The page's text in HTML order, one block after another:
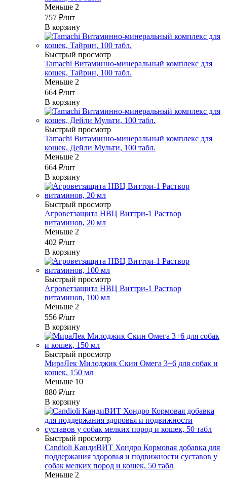
Меньше 2
757 ₽/шт
В корзину
Быстрый просмотр
Tamachi Витаминно-минеральный комплекс для
кошек, Тайрин, 100 табл.
Меньше 2
664 ₽/шт
В корзину
Быстрый просмотр
Tamachi Витаминно-минеральный комплекс для
кошек, Дейли Мульти, 100 табл.
Меньше 2
664 ₽/шт
В корзину
Быстрый просмотр
Агроветзащита НВЦ Виттри-1 Раствор
витаминов, 20 мл
Меньше 2
402 ₽/шт
В корзину
Быстрый просмотр
Агроветзащита НВЦ Виттри-1 Раствор
витаминов, 100 мл
Меньше 2
556 ₽/шт
В корзину
Быстрый просмотр
МираЛек Милоджик Скин Омега 3+6 для собак и
кошек, 150 мл
Меньше 10
880 ₽/шт
В корзину
Быстрый просмотр
Candioli КандиВИТ Хондро Кормовая добавка для
поддержания здоровья и подвижности суставов у
собак мелких пород и кошек, 50 табл
Меньше 2